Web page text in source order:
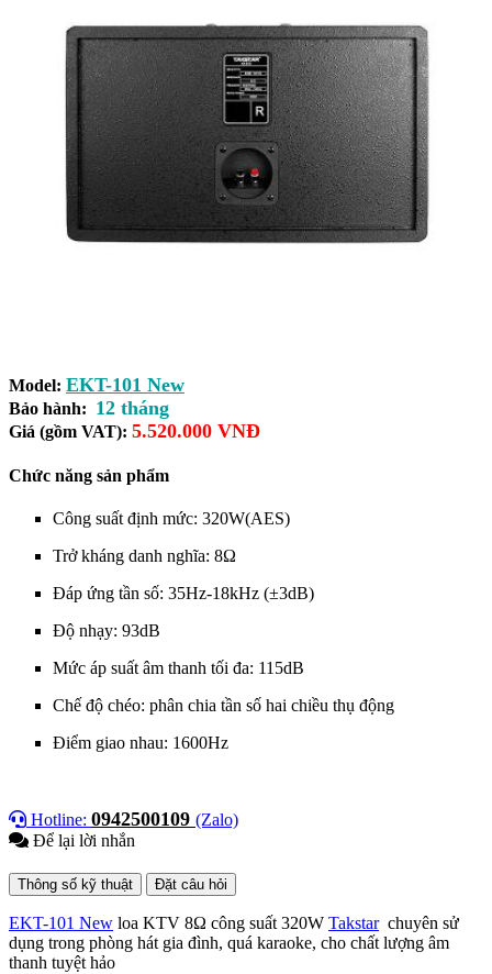
Model: EKT-101 New
Bảo hành: 12 tháng
Giá (gồm VAT): 5.520.000 VNĐ
Chức năng sản phẩm
Công suất định mức: 320W(AES)
Trở kháng danh nghĩa: 8Ω
Đáp ứng tần số: 35Hz-18kHz (±3dB)
Độ nhạy: 93dB
Mức áp suất âm thanh tối đa: 115dB
Chế độ chéo: phân chia tần số hai chiều thụ động
Điểm giao nhau: 1600Hz
Hotline: 0942500109 (Zalo)
Để lại lời nhắn
Thông số kỹ thuật Đặt câu hỏi
EKT-101 New loa KTV 8Ω công suất 320W Takstarchuyên sử
dụng trong phòng hát gia đình, quá karaoke, cho chất lượng âm
thanh tuyệt hảo